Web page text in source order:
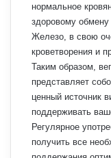
нормальное
здоровому
Железо, в свою
кроветворения и
Таким образом,
представляет
ценный источник
поддерживать
Регулярное
получить все